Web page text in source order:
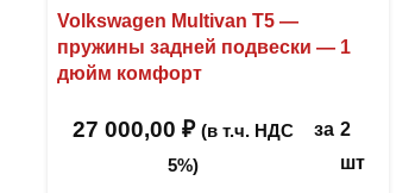
Volkswagen Multivan T5 —
пружины задней подвески — 1
дюйм комфорт
27 000,00 ₽ (в т.ч. НДС
5%)
за 2
шт